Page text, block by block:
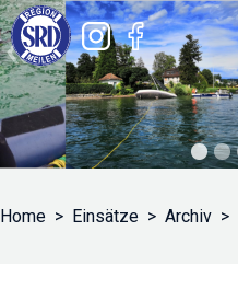
«
Home Einsätze Archiv